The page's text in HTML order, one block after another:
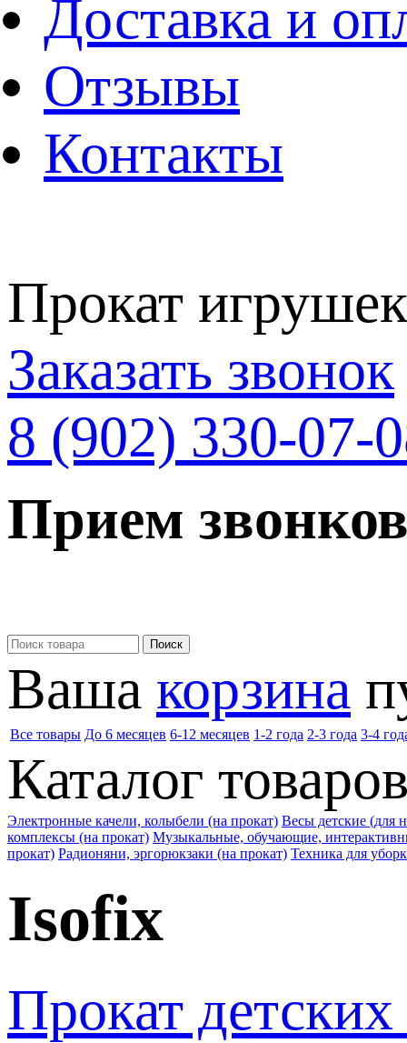
Доставка и
Отзывы
Контакты
Прокат
Заказать звонок
8 (902) 330-07-
Прием
Ваша корзина
Все товары До 6 месяцев 6-12 месяцев 1-2 года 2-3 года 3-4
Каталог
Электронные качели, колыбели (на прокат) Весы детские (для
комплексы (на прокат) Музыкальные, обучающие,
прокат) Радионяни, эргорюкзаки (на прокат) Техника для
Isofix
Прокат детских